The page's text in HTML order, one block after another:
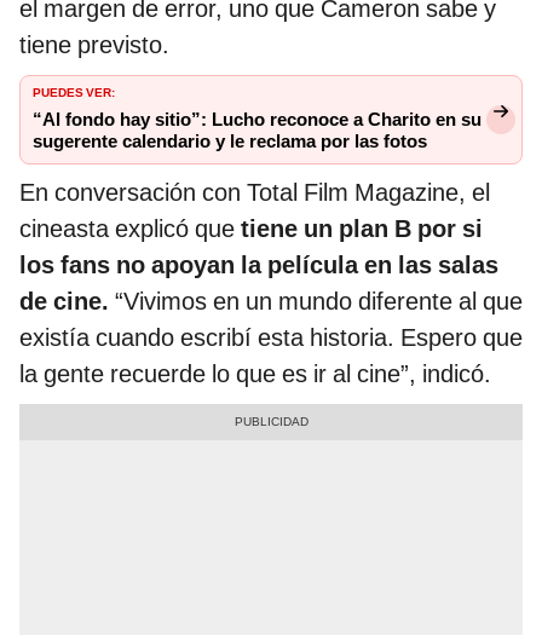
el margen de error, uno que Cameron sabe y
tiene previsto.
PUEDES VER:
“Al fondo hay sitio”: Lucho reconoce a Charito en su
sugerente calendario y le reclama por las fotos
En conversación con Total Film Magazine, el
cineasta explicó que tiene un plan B por si
los fans no apoyan la película en las salas
de cine. “Vivimos en un mundo diferente al que
existía cuando escribí esta historia. Espero que
la gente recuerde lo que es ir al cine”, indicó.